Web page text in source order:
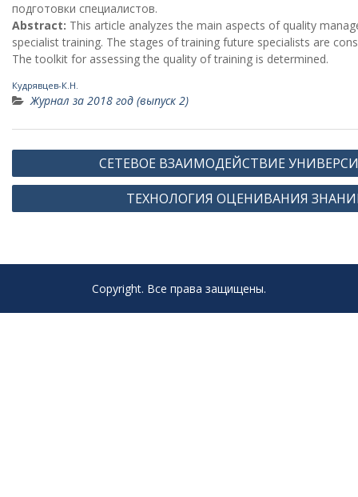
подготовки специалистов.
Abstract: This article analyzes the main aspects of quality
specialist training. The stages of training future specialists are
The toolkit for assessing the quality of training is determined.
Кудрявцев-К.Н.
Журнал за 2018 год (выпуск 2)
Навигация
по
СЕТЕВОЕ ВЗАИМОДЕЙСТВИЕ
ТЕХНОЛОГИЯ ОЦЕНИВАНИЯ
Copyright. Все права защищены.